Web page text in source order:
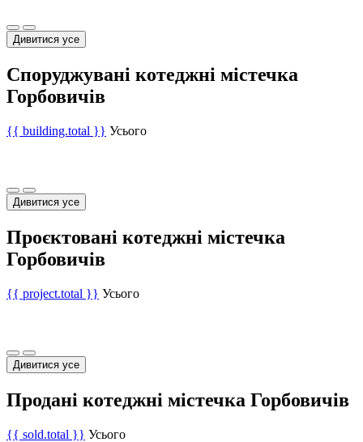
Дивитися усе
Споруджувані котеджні містечка
Горбовичів
{{ building.total }} Усього
Дивитися усе
Проєктовані котеджні містечка
Горбовичів
{{ project.total }} Усього
Дивитися усе
Продані котеджні містечка Горбовичів
{{ sold.total }} Усього